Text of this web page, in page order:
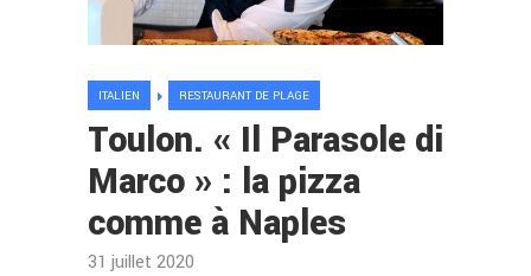
ITALIEN RESTAURANT DE PLAGE
Toulon. « Il Parasole di
Marco » : la pizza
comme à Naples
31 juillet 2020